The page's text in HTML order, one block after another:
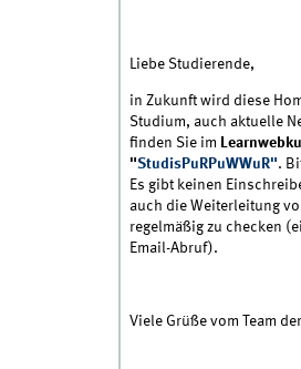
Liebe Studierende,
in Zukunft wird diese
Studium, auch aktuelle
finden Sie im
"StudisPuRPuWWuR".
Es gibt keinen
auch die Weiterleitung
regelmäßig zu checken
Email-Abruf).
Viele Grüße vom Team